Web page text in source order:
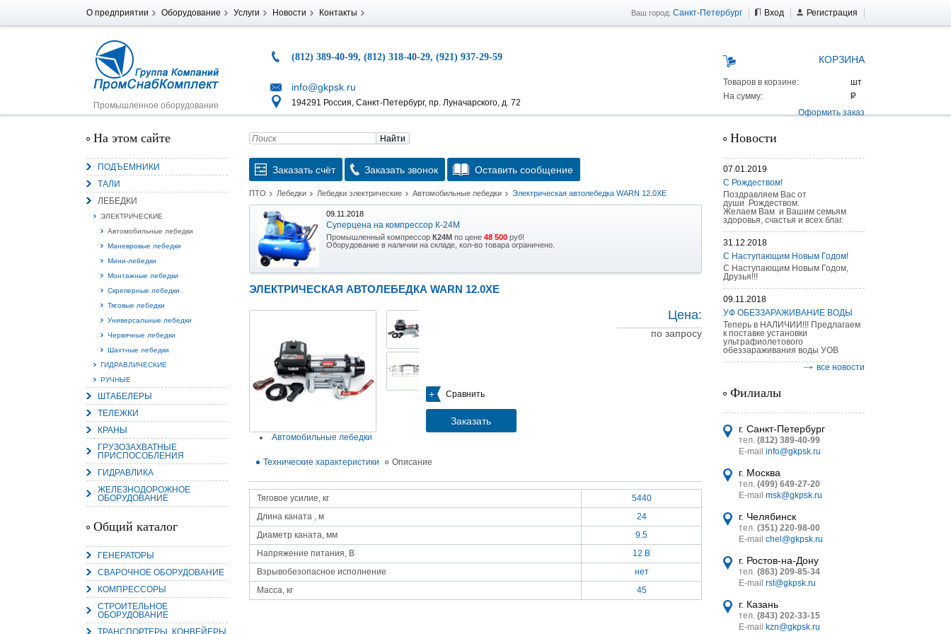
О предприятии Оборудование Услуги Новости Контакты Ваш город: Санкт-Петербург Вход Регистрация
Промышленное оборудование
(812) 389-40-99, (812) 318-40-29, (921) 937-29-59
info@gkpsk.ru
194291 Россия, Санкт-Петербург, пр. Луначарского, д. 72
КОРЗИНА
Товаров в корзине:
На сумму:
Оформить заказ
На этом сайте
ПОДЪЕМНИКИ
ТАЛИ
ЛЕБЕДКИ
ЭЛЕКТРИЧЕСКИЕ
Автомобильные лебедки
Маневровые лебедки
Мини-лебедки
Монтажные лебедки
Скреперные лебедки
Тяговые лебедки
Универсальные лебедки
Червячные лебедки
Шахтные лебедки
ГИДРАВЛИЧЕСКИЕ
РУЧНЫЕ
ШТАБЕЛЕРЫ
ТЕЛЕЖКИ
КРАНЫ
ГРУЗОЗАХВАТНЫЕ
ПРИСПОСОБЛЕНИЯ
ГИДРАВЛИКА
ЖЕЛЕЗНОДОРОЖНОЕ
ОБОРУДОВАНИЕ
Общий каталог
ГЕНЕРАТОРЫ
СВАРОЧНОЕ ОБОРУДОВАНИЕ
КОМПРЕССОРЫ
СТРОИТЕЛЬНОЕ
ОБОРУДОВАНИЕ
ТРАНСПОРТЕРЫ, КОНВЕЙЕРЫ
Найти
Заказать счёт Заказать звонок Оставить сообщение
ПТО Лебедки Лебедки электрические Автомобильные лебедки Электрическая автолебедка WARN 12.0XE
09.11.2018
Суперцена на компрессор К-24М
Промышленный компрессор К24М по цене 48 500 руб!
Оборудование в наличии на складе, кол-во товара ограничено.
15.10.2018
Уникальная возможность приобрести (в наличии на складе) тележку гидравлическую AS 25 г/п
Новое поступление на склад насосов
Насосы Calpeda в НАЛИЧИИ
https://www.1nasos.ru/vodosnabzhenie-otoplenie/calpeda-mxh-203e
15.01.2018
Ручные насосы НБУ без торговой наценки!
Поступление насосов НБУ 700-02 на склад в Спб. Купите сегодня по цене производителя!
Насос бочковой универсальный НБУ 700-02 предназначен для перекачивания пищевых растительных
масел из бочек и других емкостей и соответствует государственным санитарно-эпидемеологическим
правилам и нормам.
15.01.2018
Оборудование в наличии на складе!!! Цены фиксированы!
Акция на Пневмонагнетатель ТОПОЛЬ 300 ТРАНСМИКС и Растворосмеситель
Растворосмеситель СКАУТ MINI
Товар имеется в наличии на складе.
28.02.2017
Наклонный подъемник Minor Escalera по цене 2014 года
Оборудование в наличии на складе.
ЭЛЕКТРИЧЕСКАЯ АВТОЛЕБЕДКА WARN 12.0XE
Сравнить
Заказать
Цена:
по запросу
Автомобильные лебедки
Технические характеристики Описание
Тяговое усилие, кг
5440
Длина каната , м
24
Диаметр каната, мм
9.5
Напряжение питания, В
12 В
Взрывобезопасное исполнение
нет
Масса, кг
45
Новости
07.01.2019
С Рождеством!
Поздравляем Вас от
души Рождеством.
Желаем Вам и Вашим семьям
здоровья, счастья и всех благ.
31.12.2018
С Наступающим Новым Годом!
С Наступающим Новым Годом,
Друзья!!!
09.11.2018
УФ ОБЕЗЗАРАЖИВАНИЕ ВОДЫ
Теперь в НАЛИЧИИ!!! Предлагаем
к поставке установки
ультрафиолетового
обеззараживания воды УОВ
все новости
Филиалы
г. Санкт-Петербург
тел. (812) 389-40-99
E-mail info@gkpsk.ru
г. Москва
тел. (499) 649-27-20
E-mail msk@gkpsk.ru
г. Челябинск
тел. (351) 220-98-00
E-mail chel@gkpsk.ru
г. Ростов-на-Дону
тел. (863) 209-85-34
E-mail rst@gkpsk.ru
г. Казань
тел. (843) 202-33-15
E-mail
kzn@gkpsk.ru